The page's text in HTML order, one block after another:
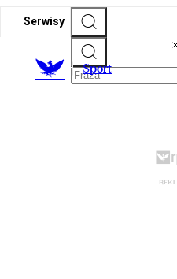
Serwisy
Sport